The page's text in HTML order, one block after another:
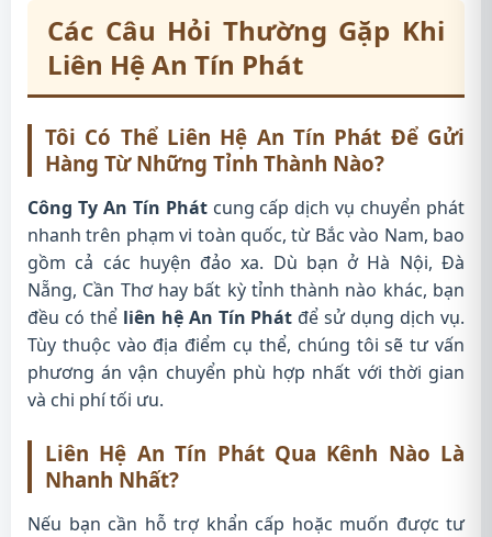
Các Câu Hỏi Thường Gặp Khi
Liên Hệ An Tín Phát
Tôi Có Thể Liên Hệ An Tín Phát Để Gửi
Hàng Từ Những Tỉnh Thành Nào?
Công Ty An Tín Phátcung cấp dịch vụ chuyển phát
nhanh trên phạm vi toàn quốc, từ Bắc vào Nam, bao
gồm cả các huyện đảo xa. Dù bạn ở Hà Nội, Đà
Nẵng, Cần Thơ hay bất kỳ tỉnh thành nào khác, bạn
đều có thể liên hệ An Tín Phát để sử dụng dịch vụ.
Tùy thuộc vào địa điểm cụ thể, chúng tôi sẽ tư vấn
phương án vận chuyển phù hợp nhất với thời gian
và chi phí tối ưu.
Liên Hệ An Tín Phát Qua Kênh Nào Là
Nhanh Nhất?
Nếu bạn cần hỗ trợ khẩn cấp hoặc muốn được tư